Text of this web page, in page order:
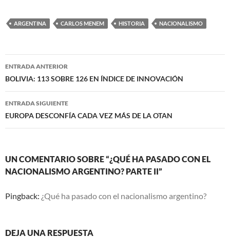
ARGENTINA CARLOS MENEM HISTORIA NACIONALISMO
Navegación
de
entradas
ENTRADA ANTERIOR
BOLIVIA: 113 SOBRE 126 EN ÍNDICE DE INNOVACIÓN
ENTRADA SIGUIENTE
EUROPA DESCONFÍA CADA VEZ MÁS DE LA OTAN
UN COMENTARIO SOBRE “¿QUÉ HA PASADO CON EL
NACIONALISMO ARGENTINO? PARTE II”
Pingback: ¿Qué ha pasado con el nacionalismo argentino?
DEJA UNA RESPUESTA